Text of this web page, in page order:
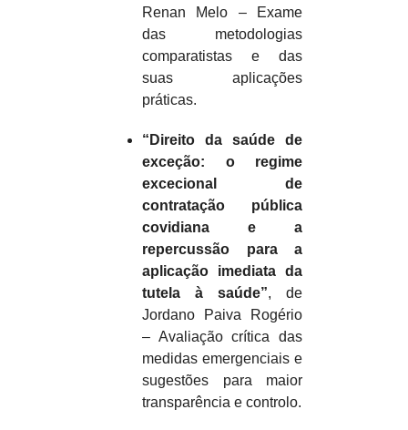
Renan Melo – Exame
das metodologias
comparatistas e das
suas aplicações
práticas.
“Direito da saúde de
exceção: o regime
excecional de
contratação pública
covidiana e a
repercussão para a
aplicação imediata da
tutela à saúde”, de
Jordano Paiva Rogério
– Avaliação crítica das
medidas emergenciais e
sugestões para maior
transparência e controlo.